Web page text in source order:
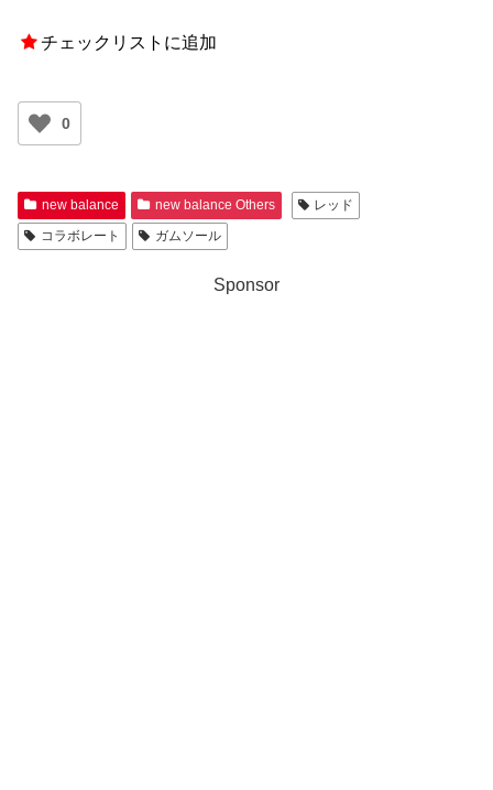
チェックリストに追加
0
new balance new balance Others
レッド
コラボレート
ガムソール
Sponsor